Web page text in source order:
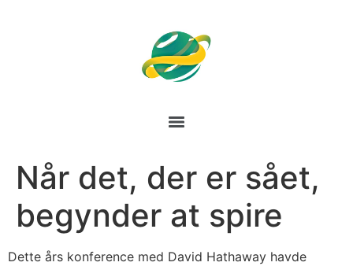
Når det, der er sået,
begynder at spire
Dette års konference med David Hathaway havde